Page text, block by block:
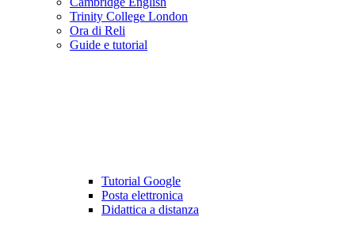
Trinity College London
Ora di Reli
Guide e tutorial
Tutorial Google
Posta elettronica
Didattica a distanza